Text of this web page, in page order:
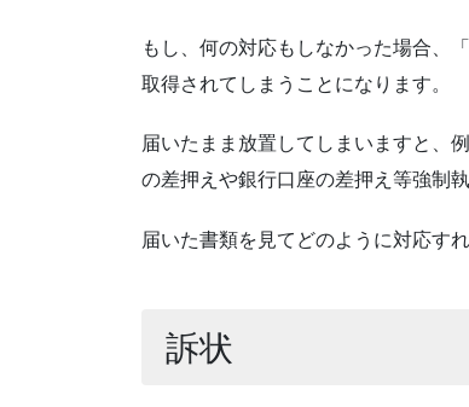
もし、何の対応もしなかった場合、
取得されてしまうことになります。
届いたまま放置してしまいますと、
の差押えや銀行口座の差押え等強制
届いた書類を見てどのように対応す
訴状